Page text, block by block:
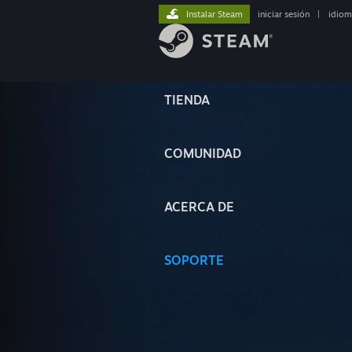
TIENDA
COMUNIDAD
ACERCA DE
SOPORTE
Instalar Steam iniciar sesión